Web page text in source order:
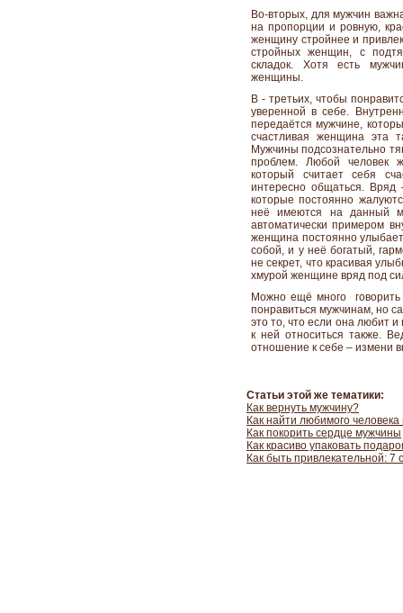
Во-вторых, для мужчин
на пропорции и ровную,
женщину стройнее и
стройных женщин, с
складок. Хотя есть
женщины.
В - третьих, чтобы
уверенной в себе.
передаётся мужчине,
счастливая женщина эта
Мужчины подсознательно
проблем. Любой человек
который считает себя
интересно общаться.
которые постоянно
неё имеются на данный
автоматически примером
женщина постоянно
собой, и у неё богатый,
не секрет, что красивая
хмурой женщине вряд под
Можно ещё много
понравиться мужчинам, но
это то, что если она любит
к ней относиться также.
отношение к себе – измени
Статьи этой же тематики:
Как вернуть мужчину?
Как найти любимого
Как покорить сердце мужчины
Как красиво упаковать
Как быть привлекательной: 7